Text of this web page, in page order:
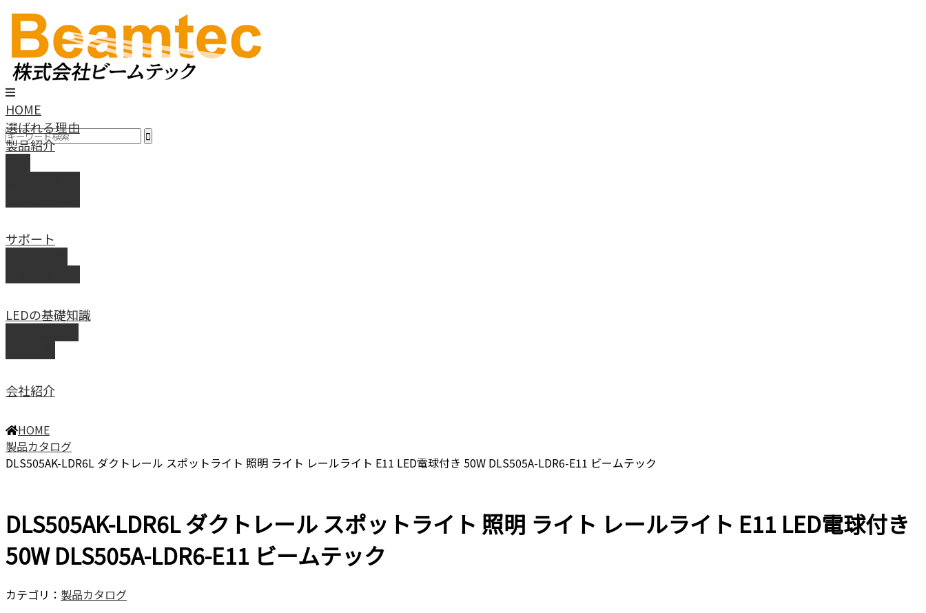
HOME
選ばれる理由
製品紹介
サポート
LEDの基礎知識
会社紹介
HOME
製品カタログ
DLS505AK-LDR6L ダクトレール スポットライト 照明 ライト レールライト E11 LED電球付き 50W DLS505A-LDR6-E11 ビームテック
DLS505AK-LDR6L ダクトレール スポットライト 照明 ライト レールライト E11 LED電球付き
50W DLS505A-LDR6-E11 ビームテック
カテゴリ： 製品カタログ